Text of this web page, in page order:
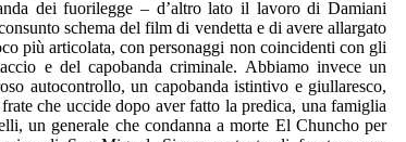
dei fuorilegge – d’altro lato il lavoro di Damiani
schema del film di vendetta e di avere allargato
più articolata, con personaggi non coincidenti con gli
e del capobanda criminale. Abbiamo invece un
autocontrollo, un capobanda istintivo e giullaresco,
che uccide dopo aver fatto la predica, una famiglia
un generale che condanna a morte El Chuncho per